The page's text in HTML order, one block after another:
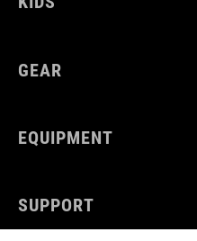
GEAR
EQUIPMENT
SUPPORT